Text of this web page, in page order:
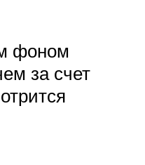
фоном
за счет